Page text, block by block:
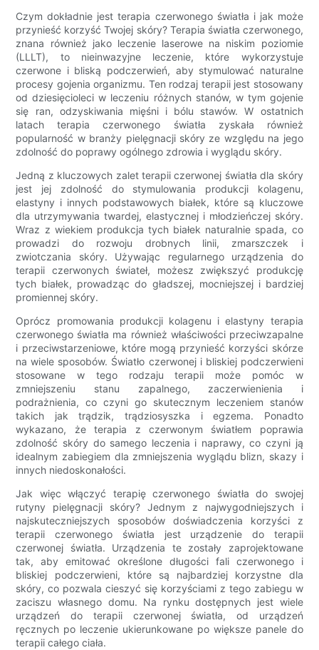
Czym dokładnie jest terapia czerwonego światła i jak może
przynieść korzyść Twojej skóry? Terapia światła czerwonego,
znana również jako leczenie laserowe na niskim poziomie
(LLLT), to nieinwazyjne leczenie, które wykorzystuje
czerwone i bliską podczerwień, aby stymulować naturalne
procesy gojenia organizmu. Ten rodzaj terapii jest stosowany
od dziesięcioleci w leczeniu różnych stanów, w tym gojenie
się ran, odzyskiwania mięśni i bólu stawów. W ostatnich
latach terapia czerwonego światła zyskała również
popularność w branży pielęgnacji skóry ze względu na jego
zdolność do poprawy ogólnego zdrowia i wyglądu skóry.
Jedną z kluczowych zalet terapii czerwonej światła dla skóry
jest jej zdolność do stymulowania produkcji kolagenu,
elastyny ​​i innych podstawowych białek, które są kluczowe
dla utrzymywania twardej, elastycznej i młodzieńczej skóry.
Wraz z wiekiem produkcja tych białek naturalnie spada, co
prowadzi do rozwoju drobnych linii, zmarszczek i
zwiotczania skóry. Używając regularnego urządzenia do
terapii czerwonych świateł, możesz zwiększyć produkcję
tych białek, prowadząc do gładszej, mocniejszej i bardziej
promiennej skóry.
Oprócz promowania produkcji kolagenu i elastyny ​​terapia
czerwonego światła ma również właściwości przeciwzapalne
i przeciwstarzeniowe, które mogą przynieść korzyści skórze
na wiele sposobów. Światło czerwonej i bliskiej podczerwieni
stosowane w tego rodzaju terapii może pomóc w
zmniejszeniu stanu zapalnego, zaczerwienienia i
podrażnienia, co czyni go skutecznym leczeniem stanów
takich jak trądzik, trądziosyszka i egzema. Ponadto
wykazano, że terapia z czerwonym światłem poprawia
zdolność skóry do samego leczenia i naprawy, co czyni ją
idealnym zabiegiem dla zmniejszenia wyglądu blizn, skazy i
innych niedoskonałości.
Jak więc włączyć terapię czerwonego światła do swojej
rutyny pielęgnacji skóry? Jednym z najwygodniejszych i
najskuteczniejszych sposobów doświadczenia korzyści z
terapii czerwonego światła jest urządzenie do terapii
czerwonej światła. Urządzenia te zostały zaprojektowane
tak, aby emitować określone długości fali czerwonego i
bliskiej podczerwieni, które są najbardziej korzystne dla
skóry, co pozwala cieszyć się korzyściami z tego zabiegu w
zaciszu własnego domu. Na rynku dostępnych jest wiele
urządzeń do terapii czerwonej światła, od urządzeń
ręcznych po leczenie ukierunkowane po większe panele do
terapii całego ciała.